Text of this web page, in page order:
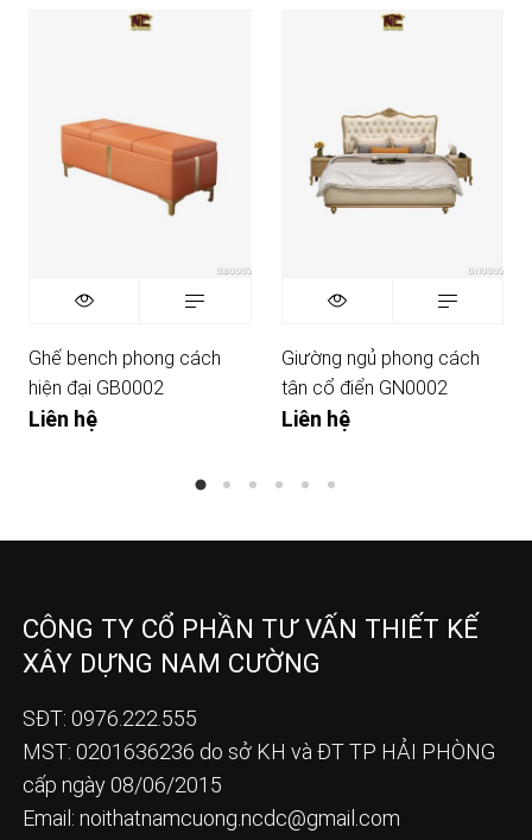
Ghế bench phong cách
hiện đại GB0002
Liên hệ
Giường ngủ phong cách
tân cổ điển GN0002
Liên hệ
CÔNG TY CỔ PHẦN TƯ VẤN THIẾT KẾ
XÂY DỰNG NAM CƯỜNG
SĐT: 0976.222.555
MST: 0201636236 do sở KH và ĐT TP HẢI PHÒNG
cấp ngày 08/06/2015
Email: noithatnamcuong.ncdc@gmail.com